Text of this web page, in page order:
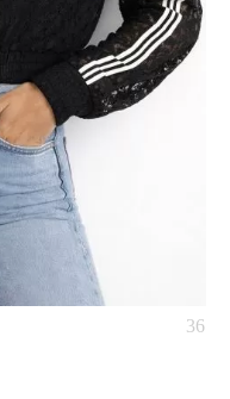
36